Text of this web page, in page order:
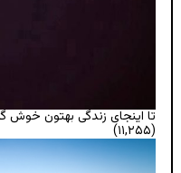
تا اینجای زندگی بهتون خوش
(۱۱,۲۵۵)